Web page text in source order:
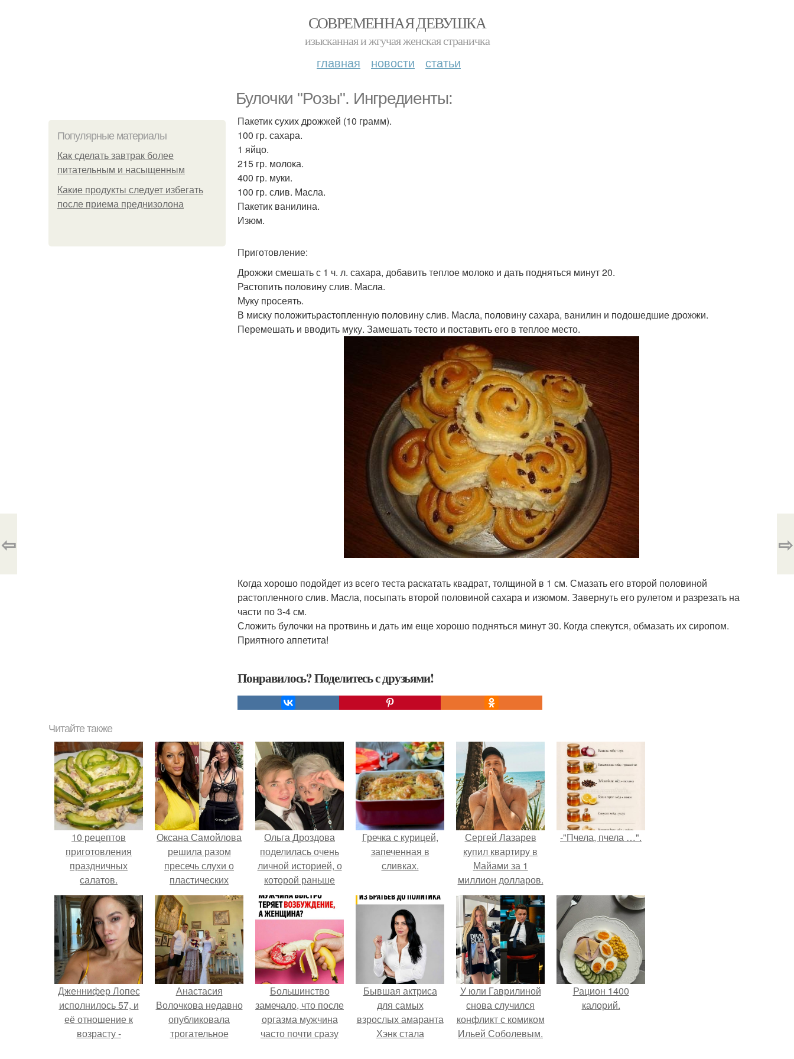
СОВРЕМЕННАЯ ДЕВУШКА
изысканная и жгучая женская страничка
главная новости статьи
Булочки "Розы". Ингредиенты:
Популярные материалы
Как сделать завтрак более
питательным и насыщенным
Какие продукты следует избегать
после приема преднизолона
Пакетик сухих дрожжей (10 грамм).
100 гр. сахара.
1 яйцо.
215 гр. молока.
400 гр. муки.
100 гр. слив. Масла.
Пакетик ванилина.
Изюм.
Приготовление:
Дрожжи смешать с 1 ч. л. сахара, добавить теплое молоко и дать подняться минут 20.
Растопить половину слив. Масла.
Муку просеять.
В миску положитьрастопленную половину слив. Масла, половину сахара, ванилин и подошедшие дрожжи.
Перемешать и вводить муку. Замешать тесто и поставить его в теплое место.
Когда хорошо подойдет из всего теста раскатать квадрат, толщиной в 1 см. Смазать его второй половиной
растопленного слив. Масла, посыпать второй половиной сахара и изюмом. Завернуть его рулетом и разрезать на
части по 3-4 см.
Сложить булочки на протвинь и дать им еще хорошо подняться минут 30. Когда спекутся, обмазать их сиропом.
Приятного аппетита!
Понравилось? Поделитесь с друзьями!
⇦ ⇨
Читайте также
10 рецептов
приготовления
праздничных
салатов.
Оксана Самойлова
решила разом
пресечь слухи о
пластических
операциях и
публично
прояснила
ситуацию.
Ольга Дроздова
поделилась очень
личной историей, о
которой раньше
почти не говорила.
Гречка с курицей,
запеченная в
сливках.
Сергей Лазарев
купил квартиру в
Майами за 1
миллион долларов.
-"Пчела, пчела …".
Дженнифер Лопес
исполнилось 57, и
её отношение к
возрасту -
Анастасия
Волочкова недавно
опубликовала
трогательное
Большинство
замечало, что после
оргазма мужчина
часто почти сразу
Бывшая актриса
для самых
взрослых амаранта
Хэнк стала
У юли Гаврилиной
снова случился
конфликт с комиком
Ильей Соболевым.
Рацион 1400
калорий.